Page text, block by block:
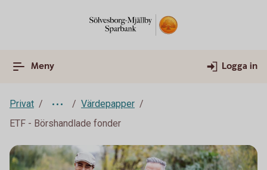
Meny Logga in
Privat
Värdepapper
ETF - Börshandlade fonder